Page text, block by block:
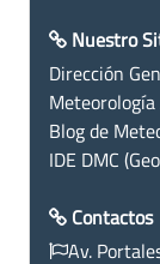
Nuestro
Dirección
Blog de
IDE DMC
Contactos
Av.